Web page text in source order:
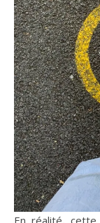
En réalité, cette